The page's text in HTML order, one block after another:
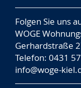
Folgen Sie uns
WOGE
Gerhardstraße
Telefon: 0431
info@woge-